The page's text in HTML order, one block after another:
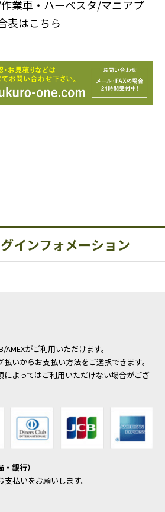
業車・ハーベスタ/マニアプ
表はこちら
インフォメーション
AMEXがご利用いただけます。
いからお支払い方法をご選択できます。
よってはご利用いただけない場合がござ
銀行）
払いをお願いします。